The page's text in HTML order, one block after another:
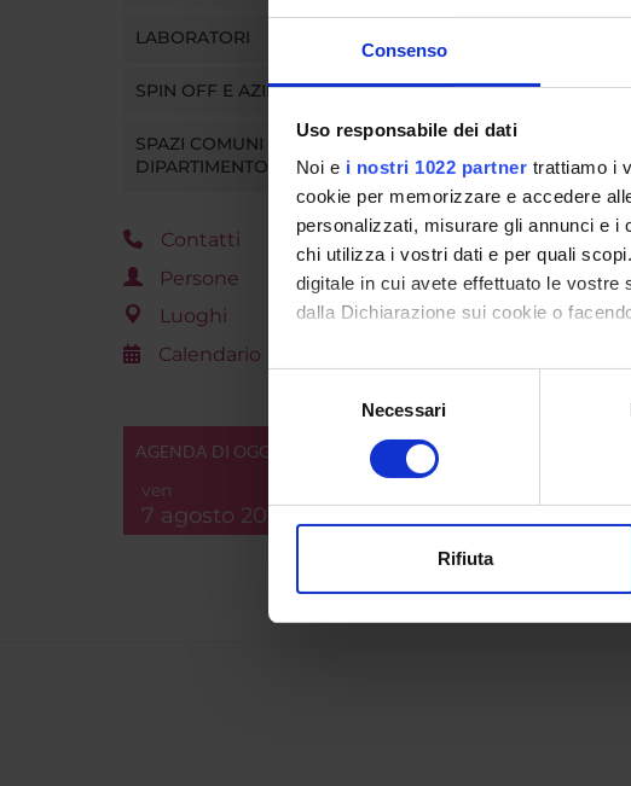
Consenso
Uso responsabile dei dati
Noi e i nostri 1022 partner trattiamo i
cookie per memorizzare e accedere
personalizzati, misurare gli annunci e
chi utilizza i vostri dati e per quali
digitale in cui avete effettuato le
dalla Dichiarazione sui cookie o
Con il tuo consenso, vorremmo anche:
raccogliere informazioni sulla
digitali).
modificare o ritirare il tuo consenso in
Necessari
Rifiuta
LABORATORI
SPIN OFF E AZIENDE
SPAZI COMUNI DEL
DIPARTIMENTO
Contatti
Persone
Luoghi
Calendario
AGENDA DI OGGI
ven
7 agosto 2026